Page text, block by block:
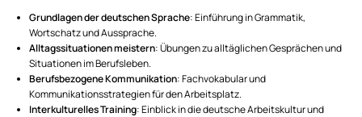
Grundlagen der deutschen Sprache: Einführung in Grammatik,
Wortschatz und Aussprache.
Alltagssituationen meistern: Übungen zu alltäglichen Gesprächen und
Situationen im Berufsleben.
Berufsbezogene Kommunikation: Fachvokabular und
Kommunikationsstrategien für den Arbeitsplatz.
Interkulturelles Training: Einblick in die deutsche Arbeitskultur und